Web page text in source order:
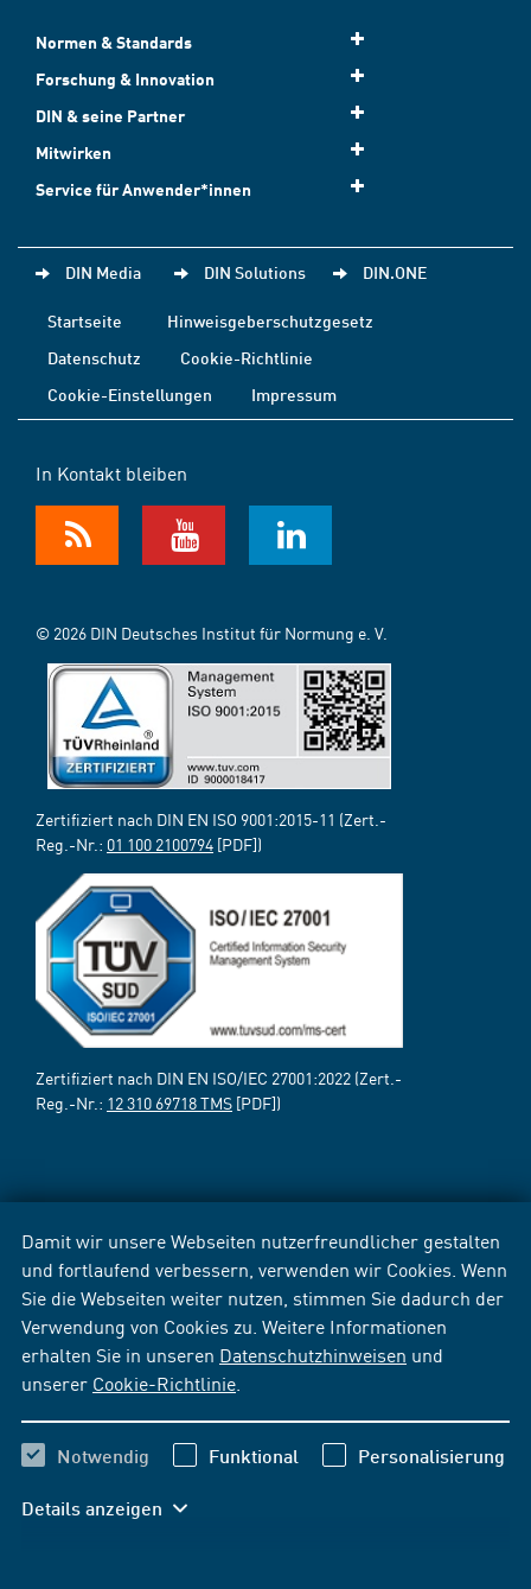
Damit wir unsere Webseiten nutzerfreundlicher gestalten
und fortlaufend verbessern, verwenden wir Cookies. Wenn
Sie die Webseiten weiter nutzen, stimmen Sie dadurch der
Verwendung von Cookies zu. Weitere Informationen
erhalten Sie in unseren Datenschutzhinweisen und
unserer Cookie-Richtlinie
Notwendig Funktional Personalisierung
Details anzeigen
Normen & Standards
Forschung & Innovation
DIN & seine Partner
Mitwirken
Service für Anwender*innen
DIN Media DIN Solutions DIN.ONE
Startseite
Hinweisgeberschutzgesetz
Datenschutz
Cookie-Richtlinie
Cookie-Einstellungen
Impressum
In Kontakt bleiben
© 2026 DIN Deutsches Institut für Normung e. V.
Zertifiziert nach DIN EN ISO 9001:2015-11 (Zert.-
Reg.-Nr.: 01 100 2100794 [PDF])
Zertifiziert nach DIN EN ISO/IEC 27001:2022 (Zert.-
Reg.-Nr.: 12 310 69718 TMS [PDF])